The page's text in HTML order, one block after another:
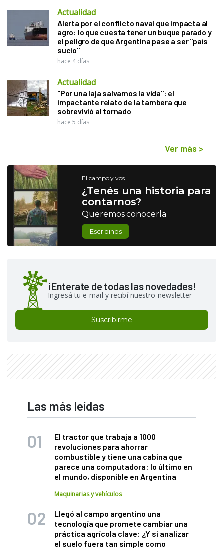
Actualidad
Alerta por el conflicto naval que impacta al
agro: lo que cuesta tener un buque parado y
el peligro de que Argentina pase a ser "país
sucio"
hace 4 días
Actualidad
"Por una laja salvamos la vida": el
impactante relato de la tambera que
sobrevivió al tornado
hace 5 días
Ver más >
El campo y vos
¿Tenés una historia para
contarnos?
Queremos conocerla
Escribinos
¡Enterate de todas las novedades!
Ingresá tu e-mail y recibí nuestro newsletter
Suscribirme
Las más leídas
El tractor que trabaja a 1000
revoluciones para ahorrar
combustible y tiene una cabina que
parece una computadora: lo último en
el mundo, disponible en Argentina
Maquinarias y vehículos
Llegó al campo argentino una
tecnología que promete cambiar una
práctica agrícola clave: ¿Y si analizar
el suelo fuera tan simple como